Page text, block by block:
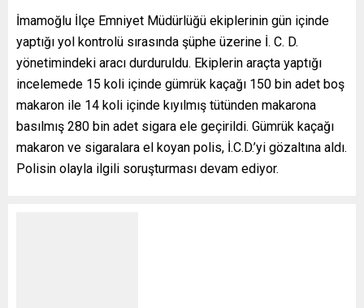
İmamoğlu İlçe Emniyet Müdürlüğü ekiplerinin gün içinde
yaptığı yol kontrolü sırasında şüphe üzerine İ. C. D.
yönetimindeki aracı durduruldu. Ekiplerin araçta yaptığı
incelemede 15 koli içinde gümrük kaçağı 150 bin adet boş
makaron ile 14 koli içinde kıyılmış tütünden makarona
basılmış 280 bin adet sigara ele geçirildi. Gümrük kaçağı
makaron ve sigaralara el koyan polis, İ.C.D.’yi gözaltına aldı.
Polisin olayla ilgili soruşturması devam ediyor.